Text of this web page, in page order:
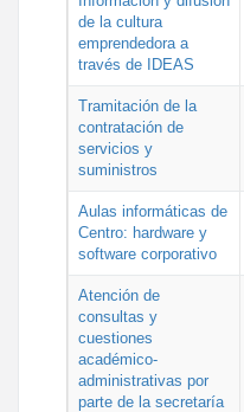
de la cultura
emprendedora a
través de IDEAS
Tramitación de la
contratación de
servicios y
suministros
Aulas informáticas de
Centro: hardware y
software corporativo
Atención de
consultas y
cuestiones
académico-
administrativas por
parte de la secretaría